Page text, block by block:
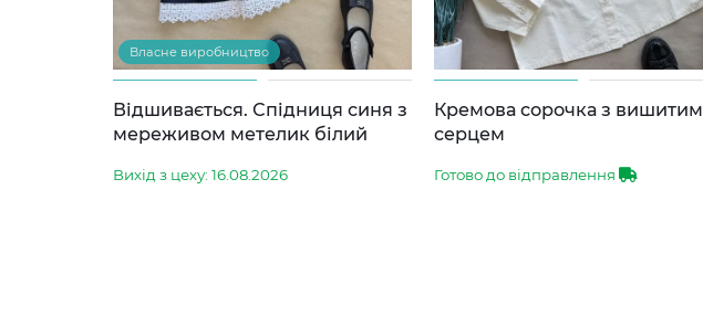
Власне виробництво
Відшивається. Спідниця синя з
мереживом метелик білий
Вихід з цеху: 16.08.2026
Кремова сорочка з вишитим
серцем
Готово до відправлення